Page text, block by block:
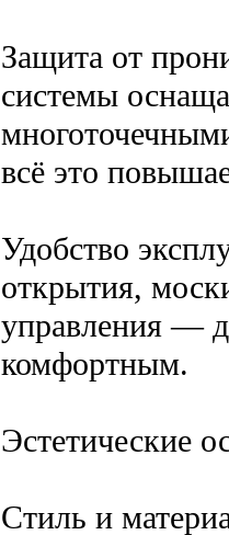
Защита от
системы
всё это
Удобство
открытия,
управления —
комфортным.
Эстетические
Стиль и